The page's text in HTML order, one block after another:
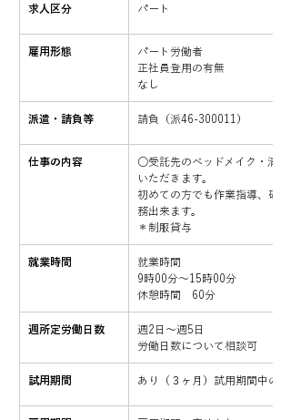
求人区分 パート
雇用形態
パート労働者
正社員登用の有無
なし
派遣・請負等 請負（派46-300011）
仕事の内容
○受託先のベッドメイク・清
いただきます。
初めての方でも作業指導、研
務出来ます。
＊制服貸与
​就業時間
就業時間
9時00分〜15時00分
休憩時間　60分
週所定労働日数
週2日〜週5日
労働日数について相談可
試用期間 あり（３ヶ月）試用期間中の労